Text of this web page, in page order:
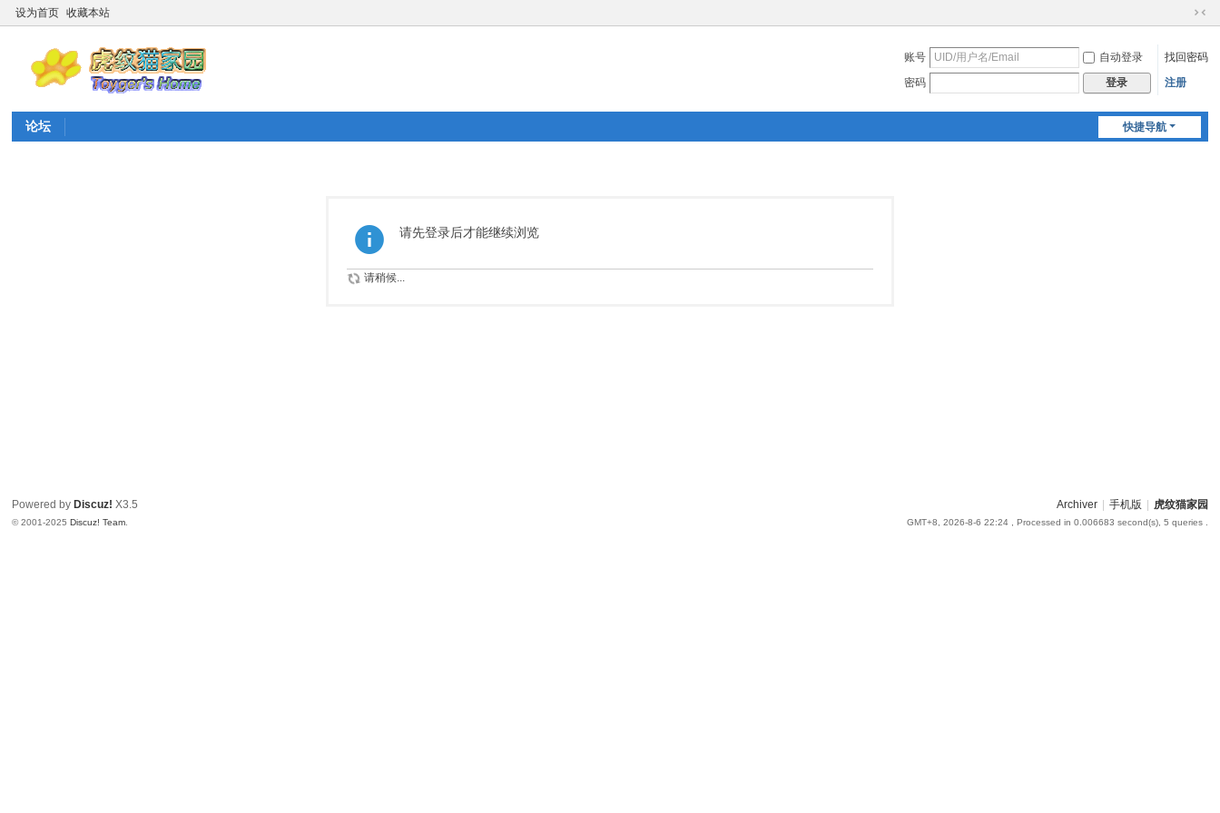
设为首页 收藏本站
切
到
账号 自动登录
找回密码
密码
登录 注册
快捷导航
论坛
请先登录后才能继续浏览
请稍候...
Archiver 手机版 虎纹猫家园
GMT+8, 2026-8-6 22:24, Processed in 0.006683 second(s), 5 queries .
Powered by Discuz! X3.5
© 2001-2025Discuz! Team